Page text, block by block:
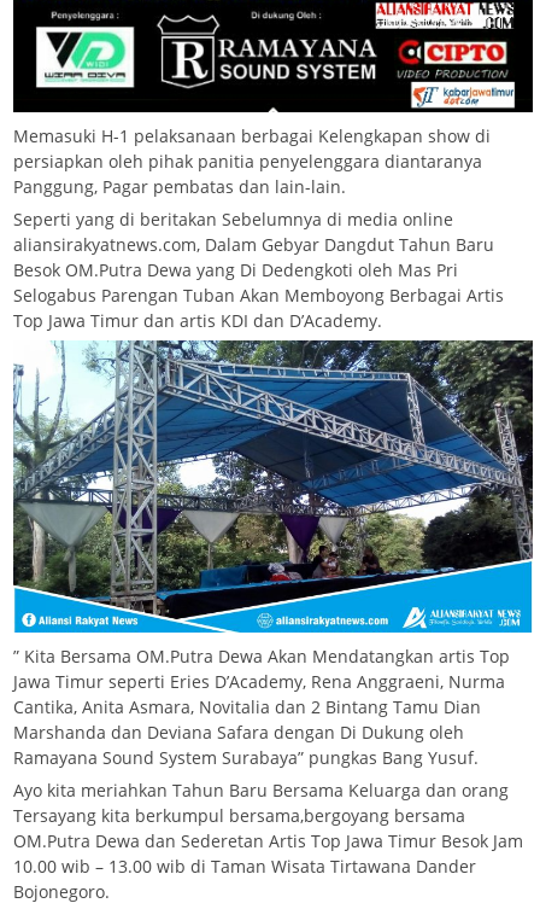
Memasuki H-1 pelaksanaan berbagai Kelengkapan show di
persiapkan oleh pihak panitia penyelenggara diantaranya
Panggung, Pagar pembatas dan lain-lain.
Seperti yang di beritakan Sebelumnya di media online
aliansirakyatnews.com, Dalam Gebyar Dangdut Tahun Baru
Besok OM.Putra Dewa yang Di Dedengkoti oleh Mas Pri
Selogabus Parengan Tuban Akan Memboyong Berbagai Artis
Top Jawa Timur dan artis KDI dan D’Academy.
” Kita Bersama OM.Putra Dewa Akan Mendatangkan artis Top
Jawa Timur seperti Eries D’Academy, Rena Anggraeni, Nurma
Cantika, Anita Asmara, Novitalia dan 2 Bintang Tamu Dian
Marshanda dan Deviana Safara dengan Di Dukung oleh
Ramayana Sound System Surabaya” pungkas Bang Yusuf.
Ayo kita meriahkan Tahun Baru Bersama Keluarga dan orang
Tersayang kita berkumpul bersama,bergoyang bersama
OM.Putra Dewa dan Sederetan Artis Top Jawa Timur Besok Jam
10.00 wib – 13.00 wib di Taman Wisata Tirtawana Dander
Bojonegoro.